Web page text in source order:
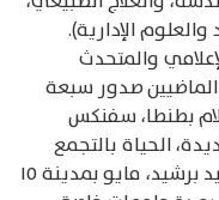
والعلوم الإدارية).
والمتحدث
الماضيين صدور سبعة
بطنطا، سفنكس
الحياة بالتجمع
الخامس، اللوتس بالمنيا الجديدة، رشيد برشيد، مايو بمدينة ١٥